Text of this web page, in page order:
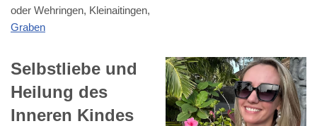
oder Wehringen, Kleinaitingen,
Graben
Selbstliebe und
Heilung des
Inneren Kindes